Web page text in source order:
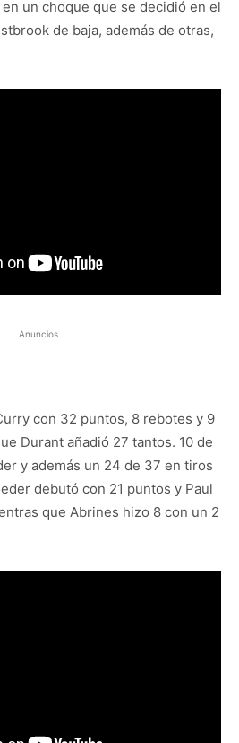
un choque que se decidió en el
de baja, además de otras,
Anuncios
con 32 puntos, 8 rebotes y 9
Durant añadió 27 tantos. 10 de
y además un 24 de 37 en tiros
debutó con 21 puntos y Paul
que Abrines hizo 8 con un 2